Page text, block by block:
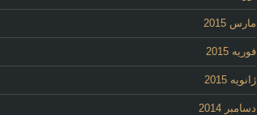
مارس 2015
فوریه 2015
ژانویه 2015
دسامبر 2014